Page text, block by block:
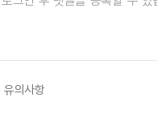
유의사항